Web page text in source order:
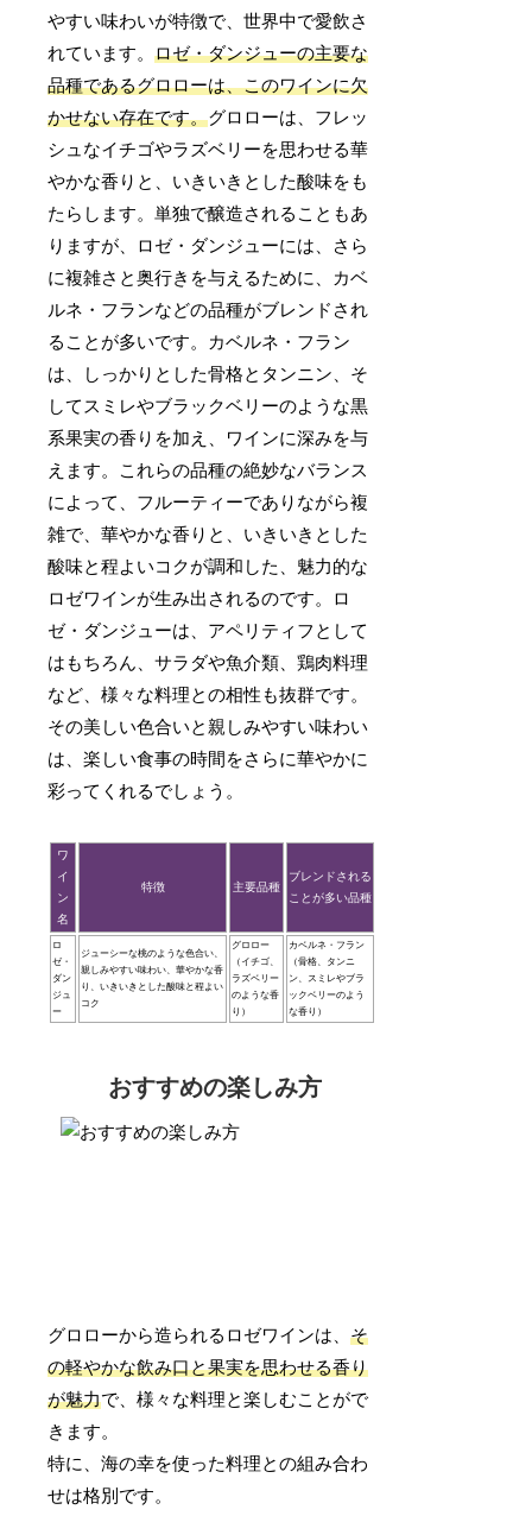
やすい味わいが特徴で、世界中で愛飲さ
れています。ロゼ・ダンジューの主要な
品種であるグロローは、このワインに欠
かせない存在です。グロローは、フレッ
シュなイチゴやラズベリーを思わせる華
やかな香りと、いきいきとした酸味をも
たらします。単独で醸造されることもあ
りますが、ロゼ・ダンジューには、さら
に複雑さと奥行きを与えるために、カベ
ルネ・フランなどの品種がブレンドされ
ることが多いです。カベルネ・フラン
は、しっかりとした骨格とタンニン、そ
してスミレやブラックベリーのような黒
系果実の香りを加え、ワインに深みを与
えます。これらの品種の絶妙なバランス
によって、フルーティーでありながら複
雑で、華やかな香りと、いきいきとした
酸味と程よいコクが調和した、魅力的な
ロゼワインが生み出されるのです。ロ
ゼ・ダンジューは、アペリティフとして
はもちろん、サラダや魚介類、鶏肉料理
など、様々な料理との相性も抜群です。
その美しい色合いと親しみやすい味わい
は、楽しい食事の時間をさらに華やかに
彩ってくれるでしょう。
ワ
イ
ン
名
特徴 主要品種
ブレンドされる
ことが多い品種
ロ
ゼ・
ダン
ジュ
ー
ジューシーな桃のような色合い、
親しみやすい味わい、華やかな香
り、いきいきとした酸味と程よい
コク
グロロー
（イチゴ、
ラズベリー
のような香
り）
カベルネ・フラン
（骨格、タンニ
ン、スミレやブラ
ックベリーのよう
な香り）
おすすめの楽しみ方
グロローから造られるロゼワインは、そ
の軽やかな飲み口と果実を思わせる香り
が魅力で、様々な料理と楽しむことがで
きます。
特に、海の幸を使った料理との組み合わ
せは格別です。